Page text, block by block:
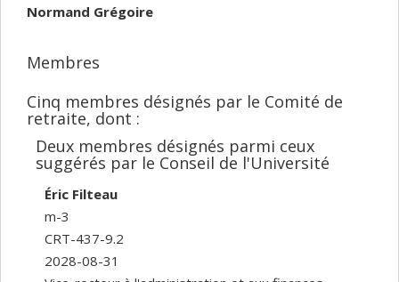
Normand Grégoire
Membres
Cinq membres désignés par le Comité de
retraite, dont :
Deux membres désignés parmi ceux
suggérés par le Conseil de l'Université
Éric Filteau
m-3
CRT-437-9.2
2028-08-31